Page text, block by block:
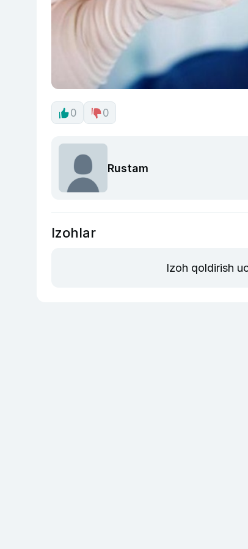
0 0
Rustam
Izohlar
Izoh qoldirish